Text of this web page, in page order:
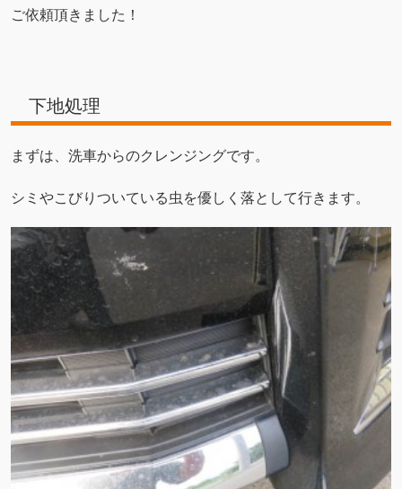
ご依頼頂きました！
下地処理
まずは、洗車からのクレンジングです。
シミやこびりついている虫を優しく落として行きます。